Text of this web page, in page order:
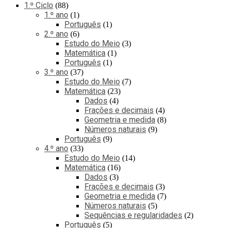
1.º Ciclo 88
1.º ano 1
Português 1
2.º ano 6
Estudo do Meio 3
Matemática 1
Português 1
3.º ano 37
Estudo do Meio 7
Matemática 23
Dados 4
Frações e decimais 4
Geometria e medida 8
Números naturais 9
Português 9
4.º ano 33
Estudo do Meio 14
Matemática 16
Dados 3
Frações e decimais 3
Geometria e medida 7
Números naturais 5
Sequências e regularidades 2
Português 5